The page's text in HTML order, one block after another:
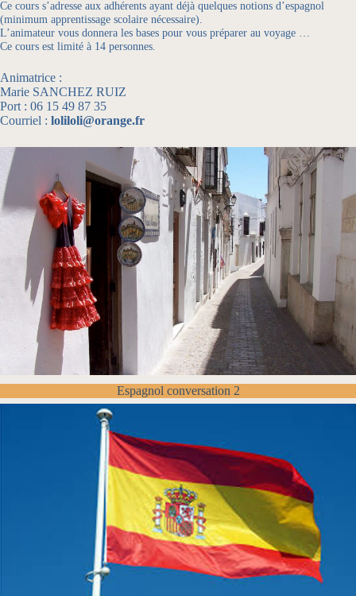
Ce cours s’adresse aux adhérents ayant déjà quelques notions d’espagnol
(minimum apprentissage scolaire nécessaire).
L’animateur vous donnera les bases pour vous préparer au voyage …
Ce cours est limité à 14 personnes.
Animatrice :
Marie SANCHEZ RUIZ
Port : 06 15 49 87 35
Courriel : loliloli@orange.fr
Espagnol conversation 2